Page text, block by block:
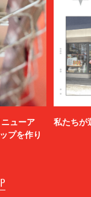
ューア
プを作り
私たちが